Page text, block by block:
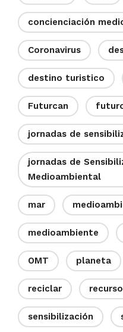
concienciación
Coronavirus
destino turistico
Futurcan
jornadas de
jornadas de
Medioambiental
mar
medioambiente
OMT planeta
reciclar
sensibilización